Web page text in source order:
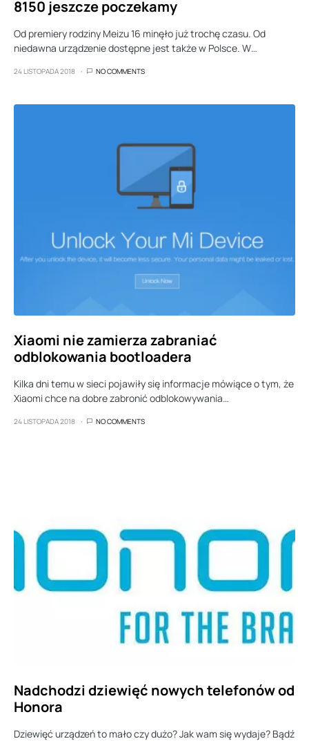
8150 jeszcze poczekamy
Od premiery rodziny Meizu 16 minęło już trochę czasu. Od
niedawna urządzenie dostępne jest także w Polsce. W…
24 LISTOPADA 2018 NO COMMENTS
Xiaomi nie zamierza zabraniać
odblokowania bootloadera
Kilka dni temu w sieci pojawiły się informacje mówiące o tym, że
Xiaomi chce na dobre zabronić odblokowywania…
24 LISTOPADA 2018 NO COMMENTS
Nadchodzi dziewięć nowych telefonów od
Honora
Dziewięć urządzeń to mało czy dużo? Jak wam się wydaje? Bądź